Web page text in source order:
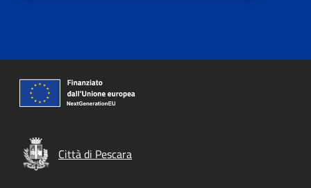
Città di Pescara